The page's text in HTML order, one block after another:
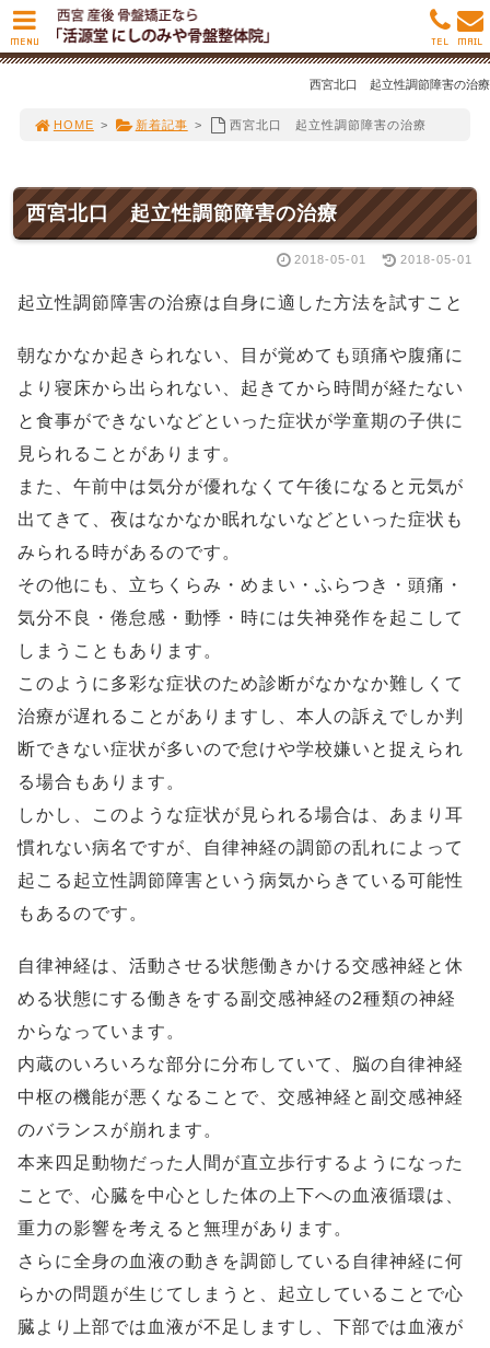
西宮北口 起立性調節障害の治療
HOME > 新着記事 > 西宮北口 起立性調節障害の治療
西宮北口 起立性調節障害の治療
2018-05-01 2018-05-01
起立性調節障害の治療は自身に適した方法を試すこと
朝なかなか起きられない、目が覚めても頭痛や腹痛に
より寝床から出られない、起きてから時間が経たない
と食事ができないなどといった症状が学童期の子供に
見られることがあります。
また、午前中は気分が優れなくて午後になると元気が
出てきて、夜はなかなか眠れないなどといった症状も
みられる時があるのです。
その他にも、立ちくらみ・めまい・ふらつき・頭痛・
気分不良・倦怠感・動悸・時には失神発作を起こして
しまうこともあります。
このように多彩な症状のため診断がなかなか難しくて
治療が遅れることがありますし、本人の訴えでしか判
断できない症状が多いので怠けや学校嫌いと捉えられ
る場合もあります。
しかし、このような症状が見られる場合は、あまり耳
慣れない病名ですが、自律神経の調節の乱れによって
起こる起立性調節障害という病気からきている可能性
もあるのです。
自律神経は、活動させる状態働きかける交感神経と休
める状態にする働きをする副交感神経の2種類の神経
からなっています。
内蔵のいろいろな部分に分布していて、脳の自律神経
中枢の機能が悪くなることで、交感神経と副交感神経
のバランスが崩れます。
本来四足動物だった人間が直立歩行するようになった
ことで、心臓を中心とした体の上下への血液循環は、
重力の影響を考えると無理があります。
さらに全身の血液の動きを調節している自律神経に何
らかの問題が生じてしまうと、起立していることで心
臓より上部では血液が不足しますし、下部では血液が
MENU MAIL
TEL